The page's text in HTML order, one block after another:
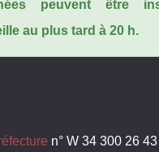
peuvent être
au plus tard à 20 h.
n° W 34 300 26 43